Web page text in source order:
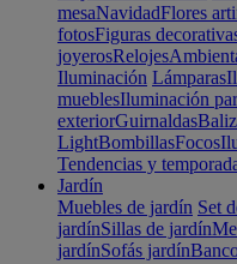
mesaNavidadFlores
fotosFiguras
joyerosRelojes
Iluminación Lámparas
mueblesIluminación
exteriorGuirnaldas
LightBombillasFocos
Tendencias y
Jardín
Muebles de jardín Set
jardínSillas de jardín
jardínSofás jardín